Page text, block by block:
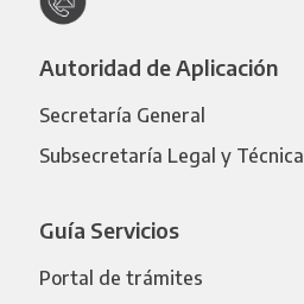
Autoridad de Aplicación
Secretaría General
Subsecretaría Legal y Técnica
Guía Servicios
Portal de trámites